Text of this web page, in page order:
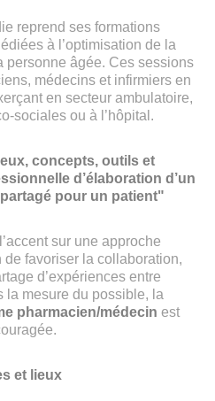
reprend ses formations
à l’optimisation de la
personne âgée. Ces sessions
médecins et infirmiers en
en secteur ambulatoire,
sociales ou à l’hôpital.
concepts, outils et
d’élaboration d’un
pour un patient"
sur une approche
favoriser la collaboration,
d’expériences entre
la mesure du possible, la
pharmacien/médecin est
et lieux